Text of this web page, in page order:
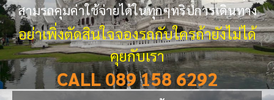
สามรถคุมค่าใช้จ่ายได้ในทุกๆทริปการเดินทาง
อย่าเพิ่งตัดสินใจจองรถกับใครถ้ายังไม่ได้
คุยกับเรา
CALL 089 158 6292